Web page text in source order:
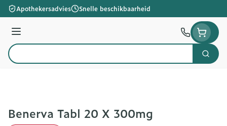
Ga naar de inhoud
Apothekersadvies Snelle beschikbaarheid
Menu
Product, merk, categorie...
Zoek
Benerva Tabl 20 X 300mg